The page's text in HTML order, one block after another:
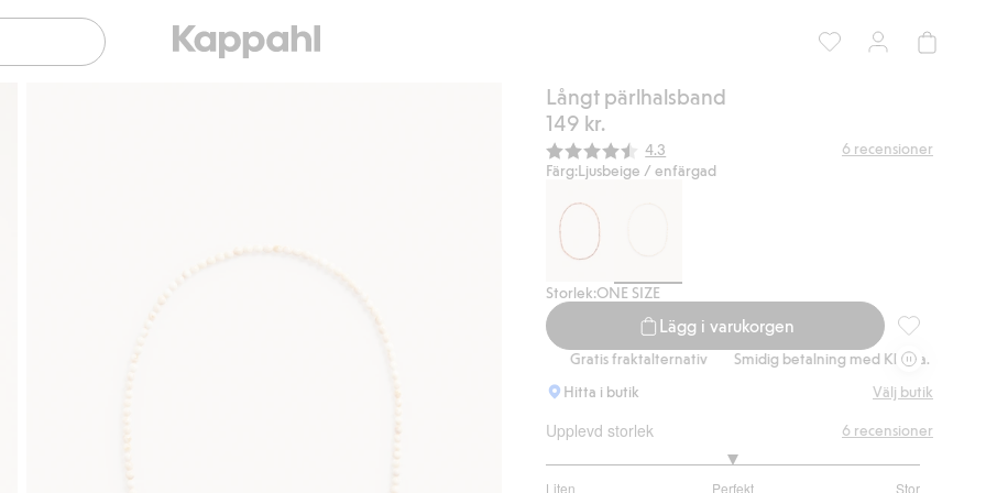
Långt pärlhalsband
149 kr.
Snittbetyg:
4.3 6 recensioner
Färg:Ljusbeige / enfärgad
Storlek:ONE SIZE
Lägg i varukorgen
Långt
Gratis fraktalternativ Smidig betalning med Klarna.
Gratis
Hitta i butik
Välj butik
Upplevd storlek
Liten Perfekt Stor
6 recensioner